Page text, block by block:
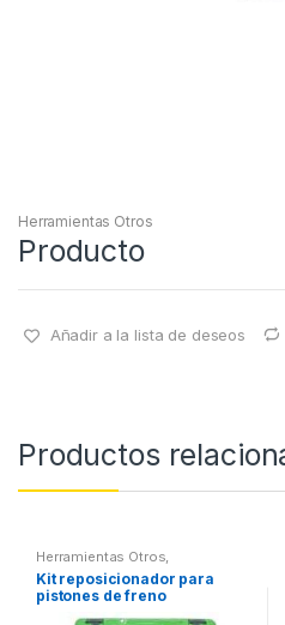
Herramientas Otros
Producto
Añadir a la lista de deseos
Productos
Herramientas Otros,
Herramientas Frenos y
Refrigeración
Kit reposicionador para
pistones de freno